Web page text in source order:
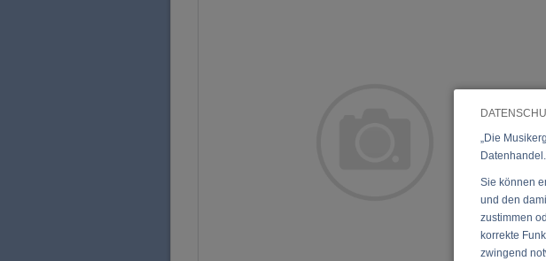
„Die
Sie können
und den
zustimmen
korrekte
zwingend